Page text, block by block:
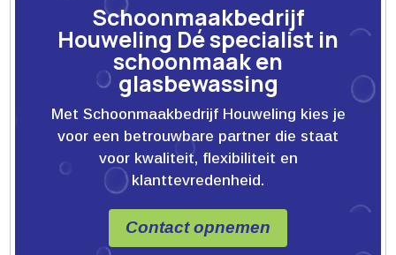
Schoonmaakbedrijf
Houweling Dé specialist in
schoonmaak en
glasbewassing
Met Schoonmaakbedrijf Houweling kies je
voor een betrouwbare partner die staat
voor kwaliteit, flexibiliteit en
klanttevredenheid.
Contact opnemen